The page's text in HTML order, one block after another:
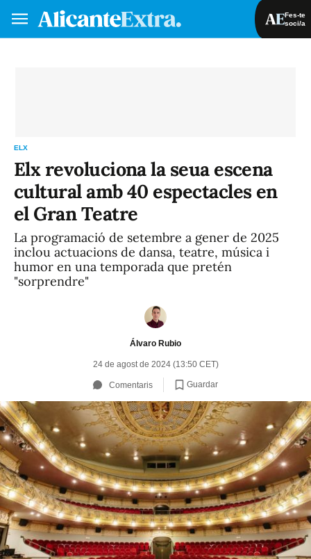
Fes-te
soci/a
ELX
Elx revoluciona la seua escena
cultural amb 40 espectacles en
el Gran Teatre
La programació de setembre a gener de 2025
inclou actuacions de dansa, teatre, música i
humor en una temporada que pretén
"sorprendre"
Álvaro Rubio
24 de agost de 2024 (13:50 CET)
Comentaris Guardar